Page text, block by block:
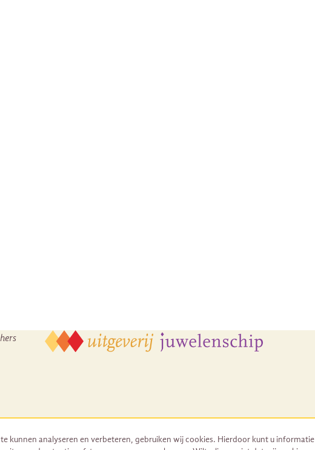
kunnen analyseren en verbeteren, gebruiken wij cookies. Hierdoor kunt u informatie